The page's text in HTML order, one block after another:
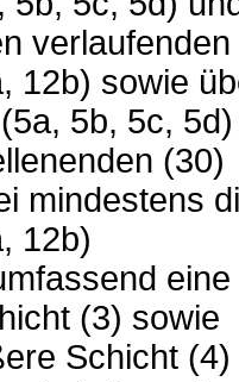
verlaufenden
12b) sowie
5b, 5c, 5d)
(30)
mindestens
12b)
eine
(3) sowie
Schicht (4)